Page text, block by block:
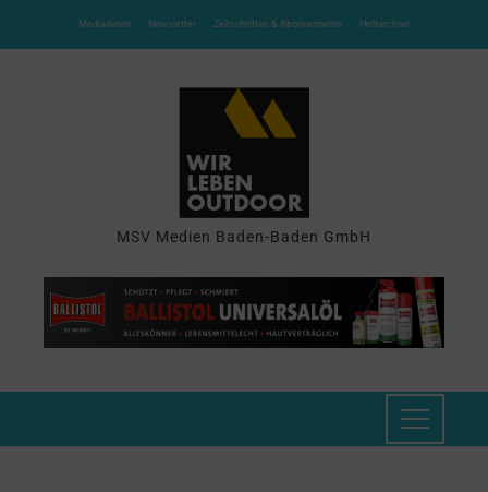
Mediadaten Newsletter Zeitschriften & Abonnements Heftarchive
MSV Medien Baden-Baden GmbH